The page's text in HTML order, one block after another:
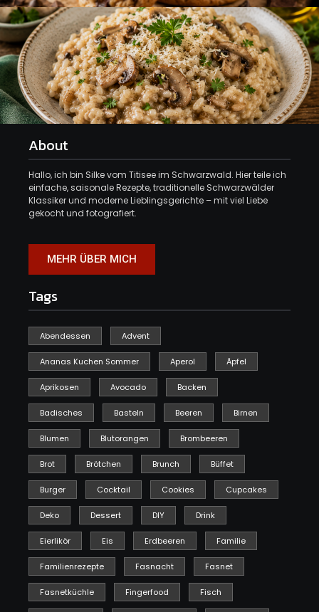
About
Hallo, ich bin Silke vom Titisee im Schwarzwald. Hier teile ich
einfache, saisonale Rezepte, traditionelle Schwarzwälder
Klassiker und moderne Lieblingsgerichte – mit viel Liebe
gekocht und fotografiert.
MEHR ÜBER MICH
Tags
Abendessen Advent
Ananas Kuchen Sommer Aperol Äpfel
Aprikosen Avocado Backen
Badisches Basteln Beeren Birnen
Blumen Blutorangen Brombeeren
Brot Brötchen Brunch Büffet
Burger Cocktail Cookies Cupcakes
Deko Dessert DIY Drink
Eierlikör Eis Erdbeeren Familie
Familienrezepte Fasnacht Fasnet
Fasnetküchle Fingerfood Fisch